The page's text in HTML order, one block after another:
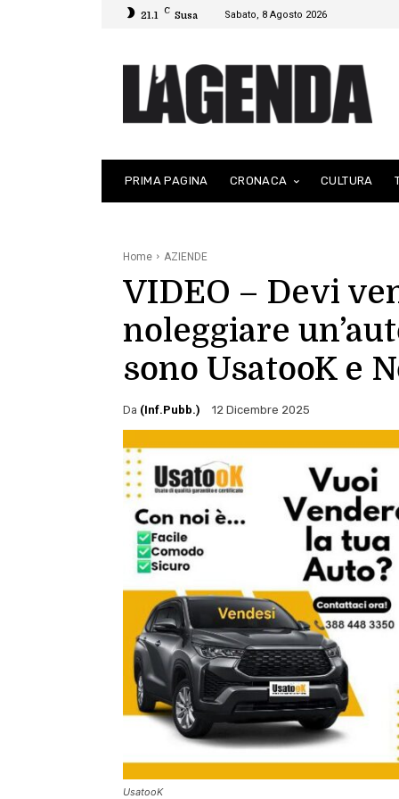
21.1 C Susa Sabato, 8 Agosto 2026
PRIMA PAGINA CRONACA CULTURA
Home AZIENDE
VIDEO – Devi
noleggiare
sono UsatooK e
Da (Inf.Pubb.) 12 Dicembre 2025
UsatooK